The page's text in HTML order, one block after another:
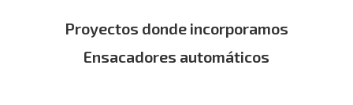
Proyectos donde incorporamos
Ensacadores automáticos